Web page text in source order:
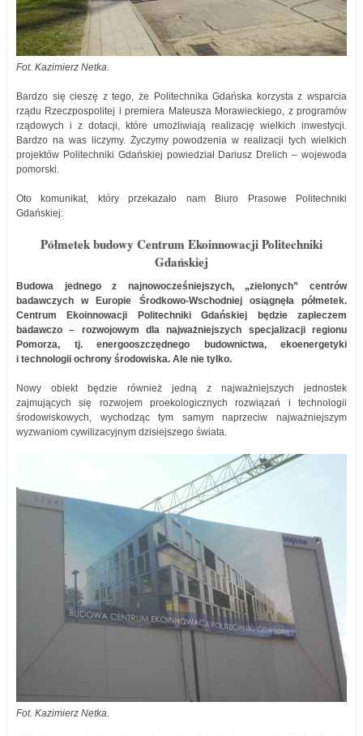
Fot. Kazimierz Netka.
Bardzo się cieszę z tego, że Politechnika Gdańska korzysta z wsparcia
rządu Rzeczpospolitej i premiera Mateusza Morawieckiego, z programów
rządowych i z dotacji, które umożliwiają realizację wielkich inwestycji.
Bardzo na was liczymy. Życzymy powodzenia w realizacji tych wielkich
projektów Politechniki Gdańskiej powiedział Dariusz Drelich – wojewoda
pomorski.
Oto komunikat, który przekazało nam Biuro Prasowe Politechniki
Gdańskiej:
Półmetek budowy Centrum Ekoinnowacji Politechniki
Gdańskiej
Budowa jednego z najnowocześniejszych, „zielonych” centrów
badawczych w Europie Środkowo-Wschodniej osiągnęła półmetek.
Centrum Ekoinnowacji Politechniki Gdańskiej będzie zapleczem
badawczo – rozwojowym dla najważniejszych specjalizacji regionu
Pomorza, tj. energooszczędnego budownictwa, ekoenergetyki
i technologii ochrony środowiska. Ale nie tylko.
Nowy obiekt będzie również jedną z najważniejszych jednostek
zajmujących się rozwojem proekologicznych rozwiązań i technologii
środowiskowych, wychodząc tym samym naprzeciw najważniejszym
wyzwaniom cywilizacyjnym dzisiejszego świata.
Fot. Kazimierz Netka.